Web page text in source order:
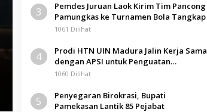
3
Pemdes Juruan Laok Kirim Tim Pancong
Pamungkas ke Turnamen Bola Tangkap
1061 Dilihat
4
Prodi HTN UIN Madura Jalin Kerja Sama
dengan APSI untuk Penguatan
Kompetensi Mahasiswa
1060 Dilihat
5
Penyegaran Birokrasi, Bupati
Pamekasan Lantik 85 Pejabat